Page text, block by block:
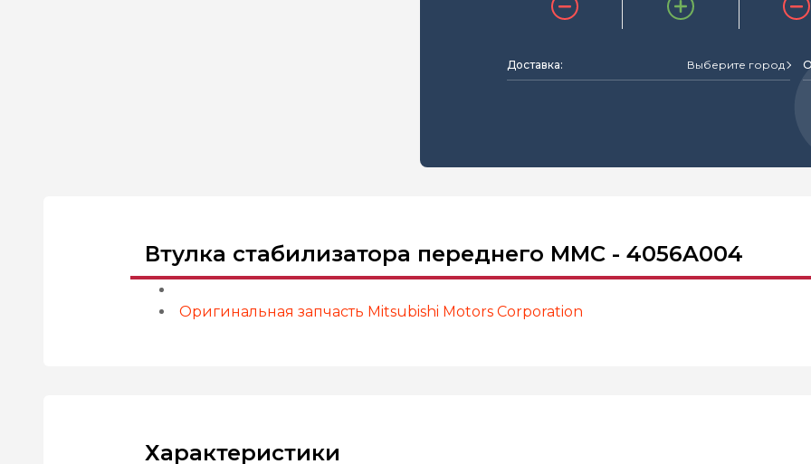
Доставка: Выберите город
Втулка стабилизатора переднего MMC - 4056A004
Оригинальная запчасть Mitsubishi Motors Corporation
Характеристики